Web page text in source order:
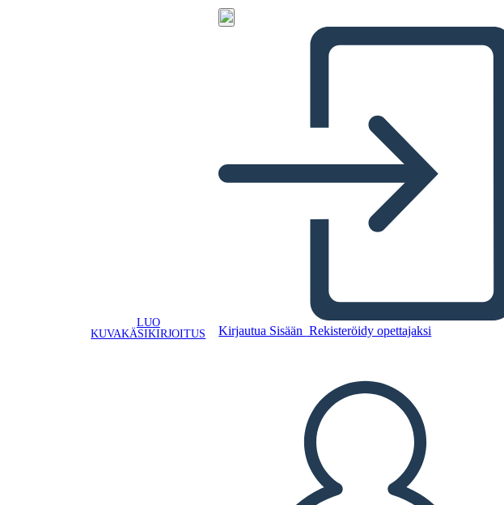
LUO
KUVAKÄSIKIRJOITUS
Kirjautua Sisään Rekisteröidy opettajaksi